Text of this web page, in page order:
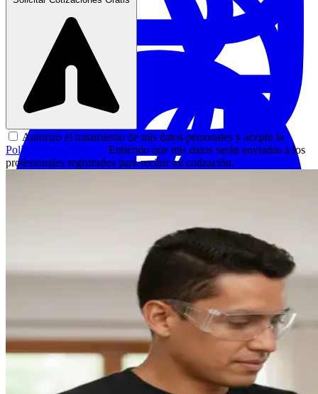
Crear para ti espacios memorables, entornos en los que los
muebles sean tan importantes como las experiencias que vives
con ellos. No solo queremos de...
Autorizo el tratamiento de mis datos personales y acepto la
Política de Privacidad . Entiendo que mis datos serán enviados a los
profesionales registrados para recibir mi cotización.